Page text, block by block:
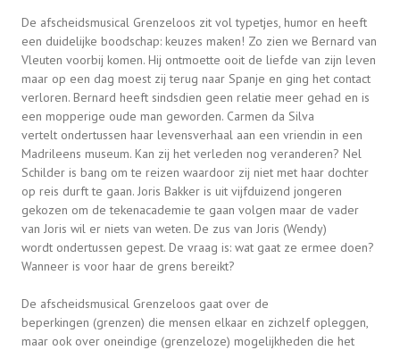
De afscheidsmusical Grenzeloos zit vol typetjes, humor en heeft
een duidelijke boodschap: keuzes maken! Zo zien we Bernard van
Vleuten voorbij komen. Hij ontmoette ooit de liefde van zijn leven
maar op een dag moest zij terug naar Spanje en ging het contact
verloren. Bernard heeft sindsdien geen relatie meer gehad en is
een mopperige oude man geworden. Carmen da Silva
vertelt ondertussen haar levensverhaal aan een vriendin in een
Madrileens museum. Kan zij het verleden nog veranderen? Nel
Schilder is bang om te reizen waardoor zij niet met haar dochter
op reis durft te gaan. Joris Bakker is uit vijfduizend jongeren
gekozen om de tekenacademie te gaan volgen maar de vader
van Joris wil er niets van weten. De zus van Joris (Wendy)
wordt ondertussen gepest. De vraag is: wat gaat ze ermee doen?
Wanneer is voor haar de grens bereikt?
De afscheidsmusical Grenzeloos gaat over de
beperkingen (grenzen) die mensen elkaar en zichzelf opleggen,
maar ook over oneindige (grenzeloze) mogelijkheden die het